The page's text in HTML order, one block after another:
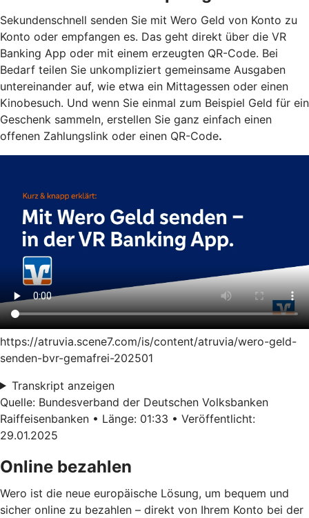
Sekundenschnell senden Sie mit Wero Geld von Konto zu
Konto oder empfangen es. Das geht direkt über die VR
Banking App oder mit einem erzeugten QR-Code. Bei
Bedarf teilen Sie unkompliziert gemeinsame Ausgaben
untereinander auf, wie etwa ein Mittagessen oder einen
Kinobesuch. Und wenn Sie einmal zum Beispiel Geld für ein
Geschenk sammeln, erstellen Sie ganz einfach einen
offenen Zahlungslink oder einen QR-Code.
https://atruvia.scene7.com/is/content/atruvia/wero-geld-
senden-bvr-gemafrei-202501
Transkript anzeigen
Quelle: Bundesverband der Deutschen Volksbanken
Raiffeisenbanken • Länge: 01:33 • Veröffentlicht:
29.01.2025
Online bezahlen
Wero ist die neue europäische Lösung, um bequem und
sicher online zu bezahlen – direkt von Ihrem Konto bei der